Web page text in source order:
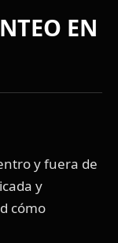
EN
y fuera de
y
cómo